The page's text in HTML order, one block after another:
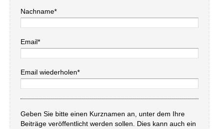
Nachname*
Email*
Email wiederholen*
Geben Sie bitte einen Kurznamen an, unter dem Ihre
Beiträge veröffentlicht werden sollen. Dies kann auch ein